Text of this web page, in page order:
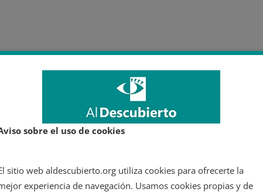
sobre el uso de cookies
sitio web aldescubierto.org utiliza cookies para ofrecerte la
experiencia de navegación. Usamos cookies propias y de